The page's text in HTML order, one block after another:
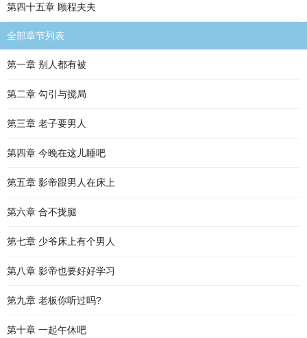
第四十五章 顾程夫夫
全部章节列表
第一章 别人都有被
第二章 勾引与搅局
第三章 老子要男人
第四章 今晚在这儿睡吧
第五章 影帝跟男人在床上
第六章 合不拢腿
第七章 少爷床上有个男人
第八章 影帝也要好好学习
第九章 老板你听过吗?
第十章 一起午休吧